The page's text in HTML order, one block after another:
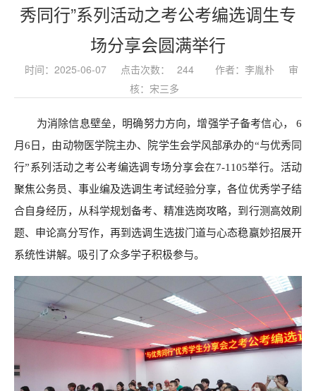
秀同行”系列活动之考公考编选调生专
场分享会圆满举行
时间：2025-06-07 点击次数： 244 作者：李胤朴
审
核：宋三多
为消除信息壁垒，明确努力方向，增强学子备考信心， 6
月6日，由动物医学院主办、院学生会学风部承办的“与优秀同
行”系列活动之考公考编选调专场分享会在7-1105举行。活动
聚焦公务员、事业编及选调生考试经验分享，各位优秀学子结
合自身经历，从科学规划备考、精准选岗攻略，到行测高效刷
题、申论高分写作，再到选调生选拔门道与心态稳赢妙招展开
系统性讲解。吸引了众多学子积极参与。